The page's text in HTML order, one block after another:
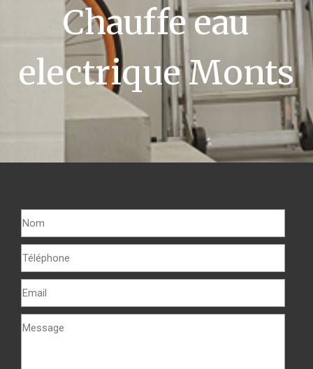
Chauffe eau
electrique Monts